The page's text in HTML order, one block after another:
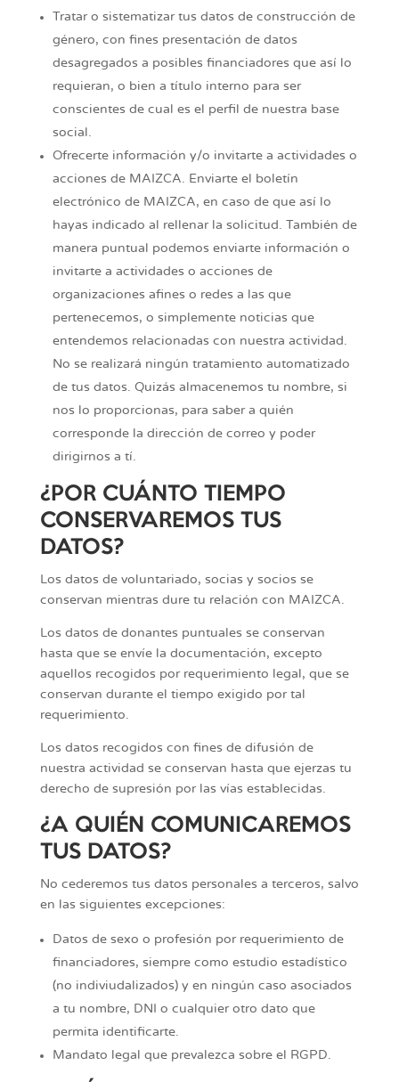
Tratar o sistematizar tus datos de construcción de
género, con fines presentación de datos
desagregados a posibles financiadores que así lo
requieran, o bien a título interno para ser
conscientes de cual es el perfil de nuestra base
social.
Ofrecerte información y/o invitarte a actividades o
acciones de MAIZCA. Enviarte el boletín
electrónico de MAIZCA, en caso de que así lo
hayas indicado al rellenar la solicitud. También de
manera puntual podemos enviarte información o
invitarte a actividades o acciones de
organizaciones afines o redes a las que
pertenecemos, o simplemente noticias que
entendemos relacionadas con nuestra actividad.
No se realizará ningún tratamiento automatizado
de tus datos. Quizás almacenemos tu nombre, si
nos lo proporcionas, para saber a quién
corresponde la dirección de correo y poder
dirigirnos a tí.
¿POR CUÁNTO TIEMPO
CONSERVAREMOS TUS
DATOS?
Los datos de voluntariado, socias y socios se
conservan mientras dure tu relación con MAIZCA.
Los datos de donantes puntuales se conservan
hasta que se envíe la documentación, excepto
aquellos recogidos por requerimiento legal, que se
conservan durante el tiempo exigido por tal
requerimiento.
Los datos recogidos con fines de difusión de
nuestra actividad se conservan hasta que ejerzas tu
derecho de supresión por las vías establecidas.
¿A QUIÉN COMUNICAREMOS
TUS DATOS?
No cederemos tus datos personales a terceros, salvo
en las siguientes excepciones:
Datos de sexo o profesión por requerimiento de
financiadores, siempre como estudio estadístico
(no indiviudalizados) y en ningún caso asociados
a tu nombre, DNI o cualquier otro dato que
permita identificarte.
Mandato legal que prevalezca sobre el RGPD.